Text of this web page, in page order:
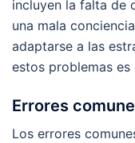
incluyen la falta de
una mala
adaptarse a las
estos problemas
Errores
Los errores